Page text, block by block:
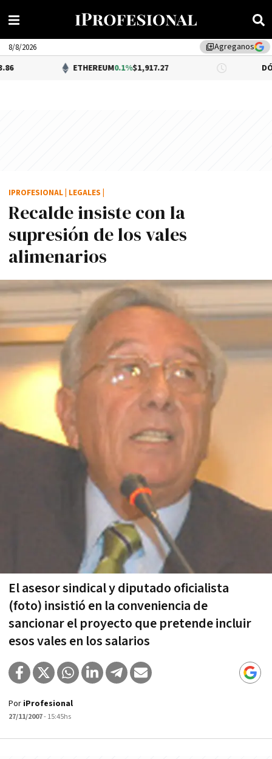
library_addAgreganos
8/8/2026
ETHEREUM0.1%$1,917.27 DÓLAR BNA
Recalde insiste con la
supresión de los vales
alimenarios
El asesor sindical y diputado oficialista
(foto) insistió en la conveniencia de
sancionar el proyecto que pretende incluir
esos vales en los salarios
IPROFESIONAL LEGALES
Por iProfesional
27/11/2007- 15:45hs